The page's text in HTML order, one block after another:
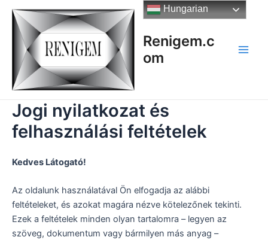
Skip
content
Renigem.c
om
Jogi nyilatkozat és
felhasználási feltételek
Kedves Látogató!
Az oldalunk használatával Ön elfogadja az alábbi
feltételeket, és azokat magára nézve kötelezőnek tekinti.
Ezek a feltételek minden olyan tartalomra – legyen az
szöveg, dokumentum vagy bármilyen más anyag –
Hungarian